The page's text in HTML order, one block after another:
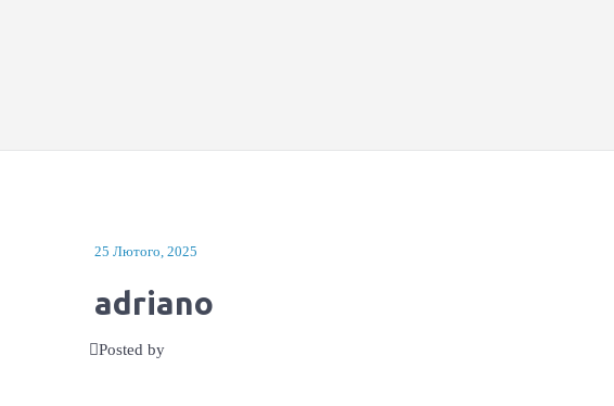
25 Лютого, 2025
adriano
Posted by